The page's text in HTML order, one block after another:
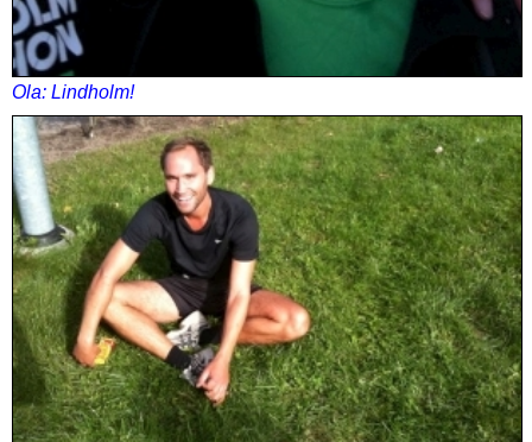
Ola: Lindholm!